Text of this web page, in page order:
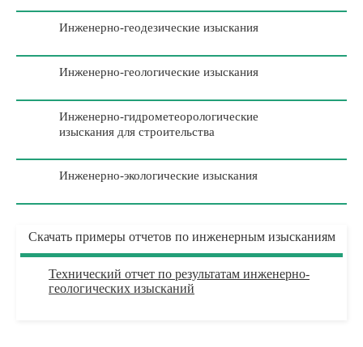
Инженерно-геодезические изыскания
Инженерно-геологические изыскания
Инженерно-гидрометеорологические
изыскания для строительства
Инженерно-экологические изыскания
Скачать примеры отчетов по инженерным изысканиям
Технический отчет по результатам инженерно-
геологических изысканий